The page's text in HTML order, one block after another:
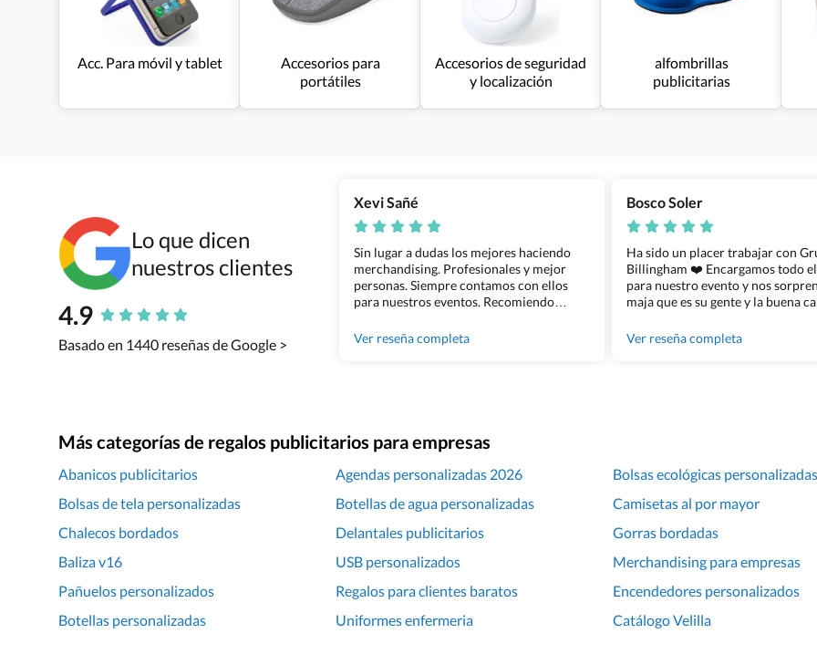
Acc. Para móvil y tablet
Accesorios para
portátiles
Accesorios de seguridad
y localización
alfombrillas
publicitarias
Lo que dicen
nuestros clientes
4.9
Basado en 1440 reseñas de Google >
Xevi Sañé
Sin lugar a dudas los mejores haciendo
merchandising. Profesionales y mejor
personas. Siempre contamos con ellos
para nuestros eventos. Recomiendo
Ver reseña completa
Bosco Soler
Ha sido un placer trabajar con
Billingham ❤️ Encargamos todo
para nuestro evento y nos
maja que es su gente y la buena
100% recomendado!!
Ver reseña completa
Más categorías de regalos publicitarios para empresas
Abanicos publicitarios Agendas personalizadas 2026 Bolsas ecológicas personalizadas
Bolsas de tela personalizadas
Botellas de agua personalizadas Camisetas al por mayor
Chalecos bordados
Delantales publicitarios Gorras bordadas
Baliza v16
USB personalizados Merchandising para empresas
Pañuelos personalizados
Regalos para clientes baratos Encendedores personalizados
Botellas personalizadas
Uniformes enfermeria Catálogo Velilla